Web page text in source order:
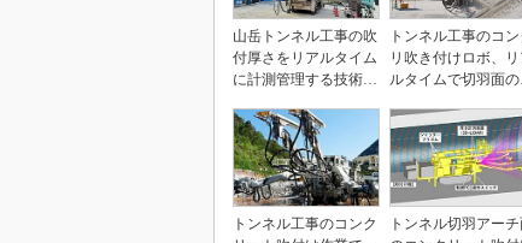
山岳トンネル工事の吹
付厚さをリアルタイム
に計測管理する技術を
トンネル工事のコン
リ吹き付けロボ、リ
ルタイムで切羽面の
トンネル工事のコンク
トンネル切羽アー